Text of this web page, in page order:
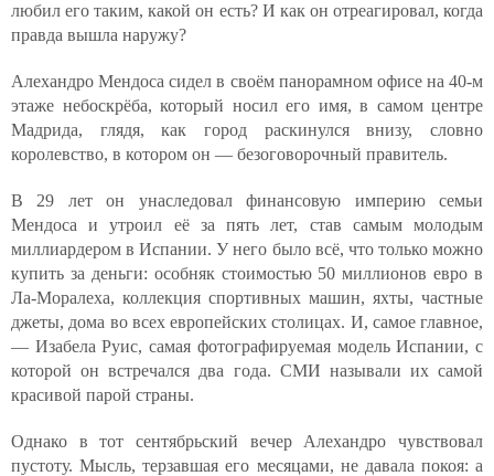
любил его таким, какой он есть? И как он отреагировал, когда
правда вышла наружу?
Алехандро Мендоса сидел в своём панорамном офисе на 40-м
этаже небоскрёба, который носил его имя, в самом центре
Мадрида, глядя, как город раскинулся внизу, словно
королевство, в котором он — безоговорочный правитель.
В 29 лет он унаследовал финансовую империю семьи
Мендоса и утроил её за пять лет, став самым молодым
миллиардером в Испании. У него было всё, что только можно
купить за деньги: особняк стоимостью 50 миллионов евро в
Ла-Моралеха, коллекция спортивных машин, яхты, частные
джеты, дома во всех европейских столицах. И, самое главное,
— Изабела Руис, самая фотографируемая модель Испании, с
которой он встречался два года. СМИ называли их самой
красивой парой страны.
Однако в тот сентябрьский вечер Алехандро чувствовал
пустоту. Мысль, терзавшая его месяцами, не давала покоя: а